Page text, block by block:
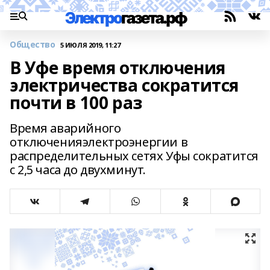
Общество 5 ИЮЛЯ 2019, 11:27
В Уфе время отключения
электричества сократится
почти в 100 раз
Время аварийного
отключенияэлектроэнергии в
распределительных сетях Уфы сократится
с 2,5 часа до двухминут.